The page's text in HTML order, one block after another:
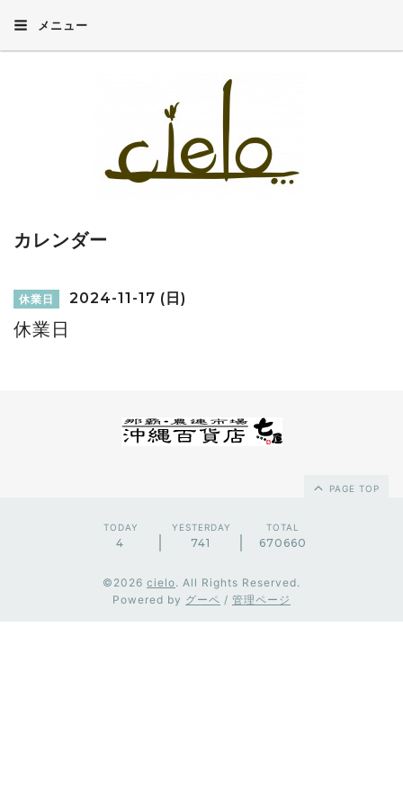
メニュー
カレンダー
休業日 2024-11-17 (日)
休業日
PAGE TOP
TODAY
4
YESTERDAY
741
TOTAL
670660
©2026 cielo. All Rights Reserved.
Powered by グーペ / 管理ページ